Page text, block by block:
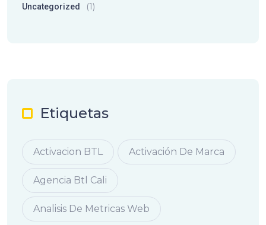
Uncategorized (1)
Etiquetas
Activacion BTL Activación De Marca
Agencia Btl Cali
Analisis De Metricas Web